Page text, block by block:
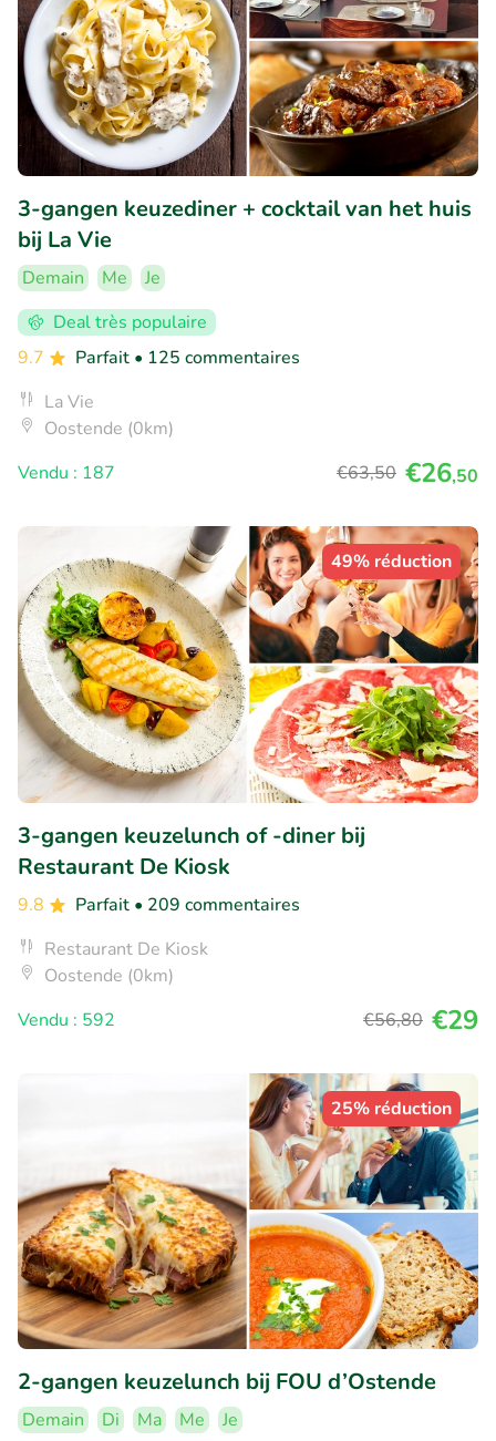
3-gangen keuzediner + cocktail van het huis
bij La Vie
Demain Me
Je
Deal très populaire
9.7
Parfait • 125 commentaires
La Vie
Oostende (0km)
Vendu : 187
€63,50 €26,50
49% réduction
3-gangen keuzelunch of -diner bij
Restaurant De Kiosk
9.8 Parfait • 209 commentaires
Restaurant De Kiosk
Oostende (0km)
Vendu : 592
€56,80 €29
25% réduction
2-gangen keuzelunch bij FOU d’Ostende
Demain Di Ma Me
Je